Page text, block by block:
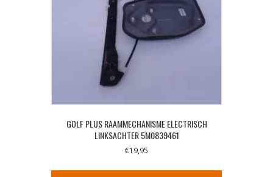
GOLF PLUS RAAMMECHANISME ELECTRISCH
LINKSACHTER 5M0839461
€19,95